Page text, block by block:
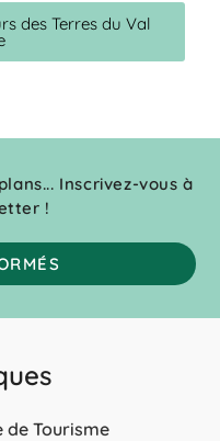
des Terres du Val
Inscrivez-vous à
!
de Tourisme